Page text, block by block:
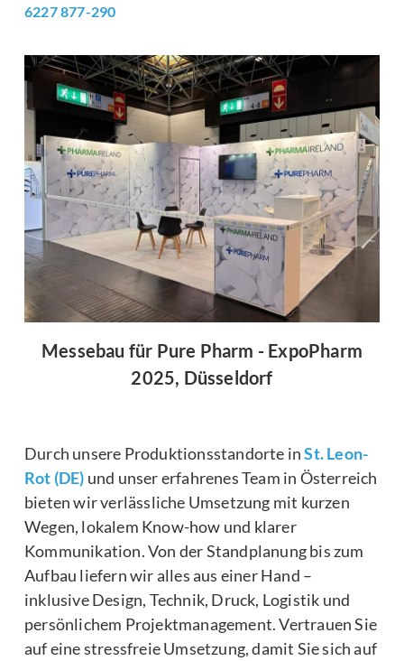
6227 877-290
Messebau für Pure Pharm - ExpoPharm
2025, Düsseldorf
Durch unsere Produktionsstandorte inSt. Leon-
Rot (DE) und unser erfahrenes Team in Österreich
bieten wir verlässliche Umsetzung mit kurzen
Wegen, lokalem Know-how und klarer
Kommunikation. Von der Standplanung bis zum
Aufbau liefern wir alles aus einer Hand –
inklusive Design, Technik, Druck, Logistik und
persönlichem Projektmanagement. Vertrauen Sie
auf eine stressfreie Umsetzung, damit Sie sich auf